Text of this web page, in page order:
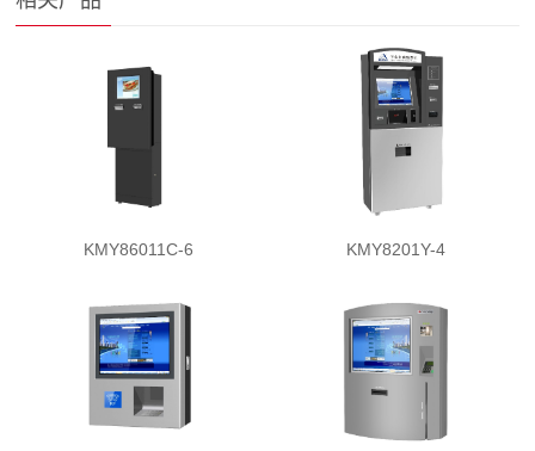
KMY86011C-6 KMY8201Y-4